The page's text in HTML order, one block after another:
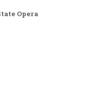
Opera